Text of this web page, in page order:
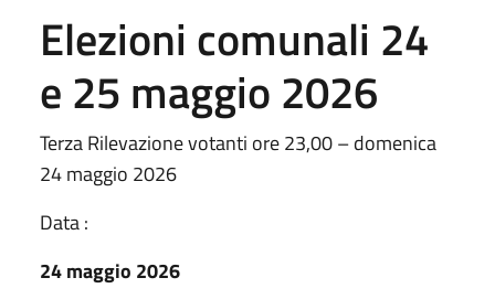
Elezioni comunali 24
e 25 maggio 2026
Terza Rilevazione votanti ore 23,00 – domenica
24 maggio 2026
Data :
24 maggio 2026